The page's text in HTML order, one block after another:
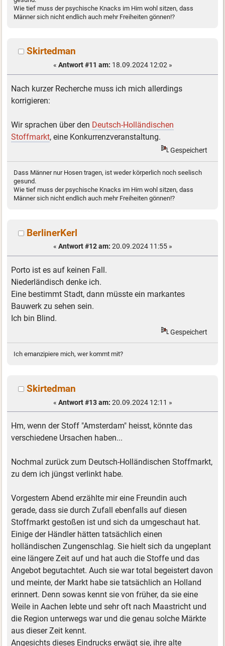
Wie tief muss der psychische Knacks im Hirn wohl sitzen, dass
Männer sich nicht endlich auch mehr Freiheiten gönnen!?
Skirtedman
« Antwort #11 am: 18.09.2024 12:02 »
Nach kurzer Recherche muss ich mich allerdings
korrigieren:
Wir sprachen über den Deutsch-Holländischen
Stoffmarkt, eine Konkurrenzveranstaltung.
Gespeichert
Dass Männer nur Hosen tragen, ist weder körperlich noch seelisch
gesund.
Wie tief muss der psychische Knacks im Hirn wohl sitzen, dass
Männer sich nicht endlich auch mehr Freiheiten gönnen!?
BerlinerKerl
« Antwort #12 am: 20.09.2024 11:55 »
Porto ist es auf keinen Fall.
Niederländisch denke ich.
Eine bestimmt Stadt, dann müsste ein markantes
Bauwerk zu sehen sein.
Ich bin Blind.
Gespeichert
Ich emanzipiere mich, wer kommt mit?
Skirtedman
« Antwort #13 am: 20.09.2024 12:11 »
Hm, wenn der Stoff "Amsterdam" heisst, könnte das
verschiedene Ursachen haben...
Nochmal zurück zum Deutsch-Holländischen Stoffmarkt,
zu dem ich jüngst verlinkt habe.
Vorgestern Abend erzählte mir eine Freundin auch
gerade, dass sie durch Zufall ebenfalls auf diesen
Stoffmarkt gestoßen ist und sich da umgeschaut hat.
Einige der Händler hätten tatsächlich einen
holländischen Zungenschlag. Sie hielt sich da ungeplant
eine längere Zeit auf und hat auch die Stoffe und das
Angebot begutachtet. Auch sie war total begeistert davon
und meinte, der Markt habe sie tatsächlich an Holland
erinnert. Denn sowas kennt sie von früher, da sie eine
Weile in Aachen lebte und sehr oft nach Maastricht und
die Region unterwegs war und die genau solche Märkte
aus dieser Zeit kennt.
Angesichts dieses Eindrucks erwägt sie, ihre alte